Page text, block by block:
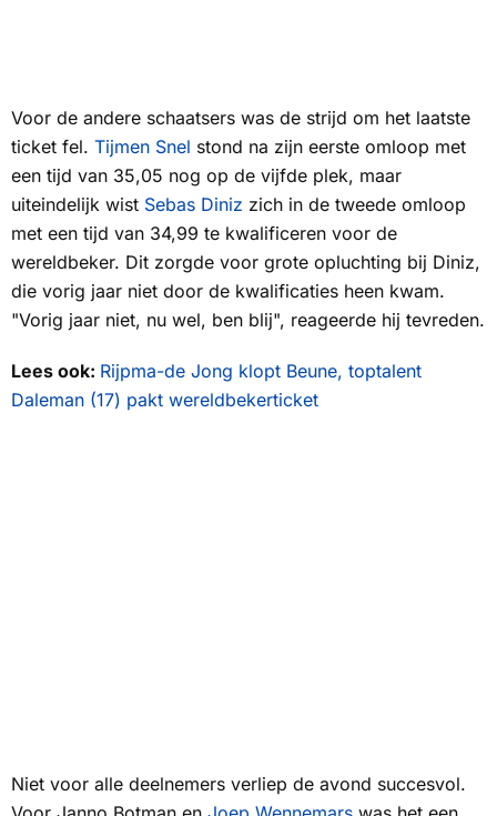
Voor de andere schaatsers was de strijd om het laatste
ticket fel. Tijmen Snel stond na zijn eerste omloop met
een tijd van 35,05 nog op de vijfde plek, maar
uiteindelijk wist Sebas Diniz zich in de tweede omloop
met een tijd van 34,99 te kwalificeren voor de
wereldbeker. Dit zorgde voor grote opluchting bij Diniz,
die vorig jaar niet door de kwalificaties heen kwam.
"Vorig jaar niet, nu wel, ben blij", reageerde hij tevreden.
Lees ook: Rijpma-de Jong klopt Beune, toptalent
Daleman (17) pakt wereldbekerticket
Niet voor alle deelnemers verliep de avond succesvol.